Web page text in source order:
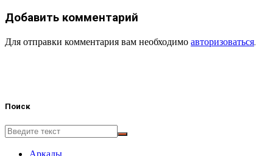
Добавить комментарий
Для отправки комментария вам необходимо авторизоваться.
Поиск
Аркады